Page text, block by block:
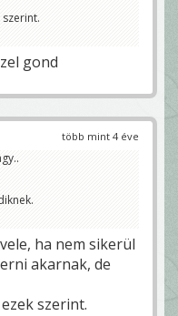
gond
több mint 4 éve
ha nem sikerül
akarnak, de
szerint.